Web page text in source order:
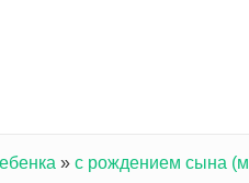
» с рождением сына